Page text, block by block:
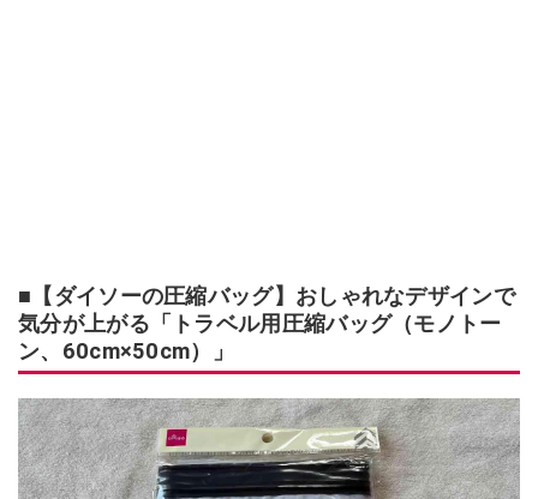
■【ダイソーの圧縮バッグ】おしゃれなデザインで
気分が上がる「トラベル用圧縮バッグ（モノトー
ン、60cm×50cm）」